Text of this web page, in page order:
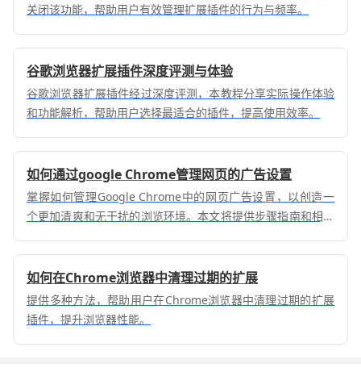
关闭该功能，帮助用户有效管理扩展插件的行为与频率。
谷歌浏览器扩展插件深度评测与体验
谷歌浏览器扩展插件经过深度评测，本教程分享实际操作体验
和功能解析，帮助用户选择最适合的插件，提高使用效率。
如何通过google Chrome管理网页的广告设置
掌握如何管理Google Chrome中的网页广告设置，以创造一
个更加清爽和无干扰的浏览环境。本文将提供步骤指南和相关
如何在Chrome浏览器中清理过期的扩展
提供多种方法，帮助用户在Chrome浏览器中清理过期的扩展
插件，提升浏览器性能。